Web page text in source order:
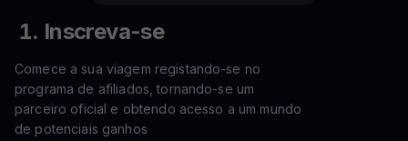
Inscreva-se
Comece a sua viagem registando-se no
programa de afiliados, tornando-se um
parceiro oficial e obtendo acesso a um mundo
de potenciais ganhos